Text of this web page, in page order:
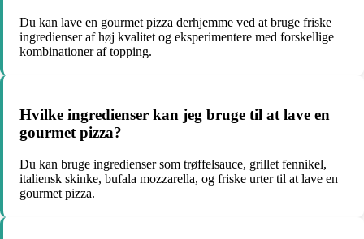
Du kan lave en gourmet pizza derhjemme ved at bruge friske
ingredienser af høj kvalitet og eksperimentere med forskellige
kombinationer af topping.
Hvilke ingredienser kan jeg bruge til at lave en
gourmet pizza?
Du kan bruge ingredienser som trøffelsauce, grillet fennikel,
italiensk skinke, bufala mozzarella, og friske urter til at lave en
gourmet pizza.